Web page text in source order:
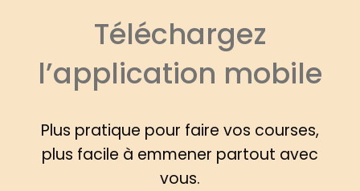
Téléchargez
l’application mobile
Plus pratique pour faire vos courses,
plus facile à emmener partout avec
vous.